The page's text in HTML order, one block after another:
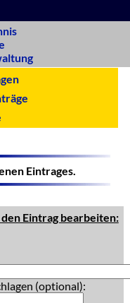
Eintrages.
Eintrag bearbeiten:
(optional):